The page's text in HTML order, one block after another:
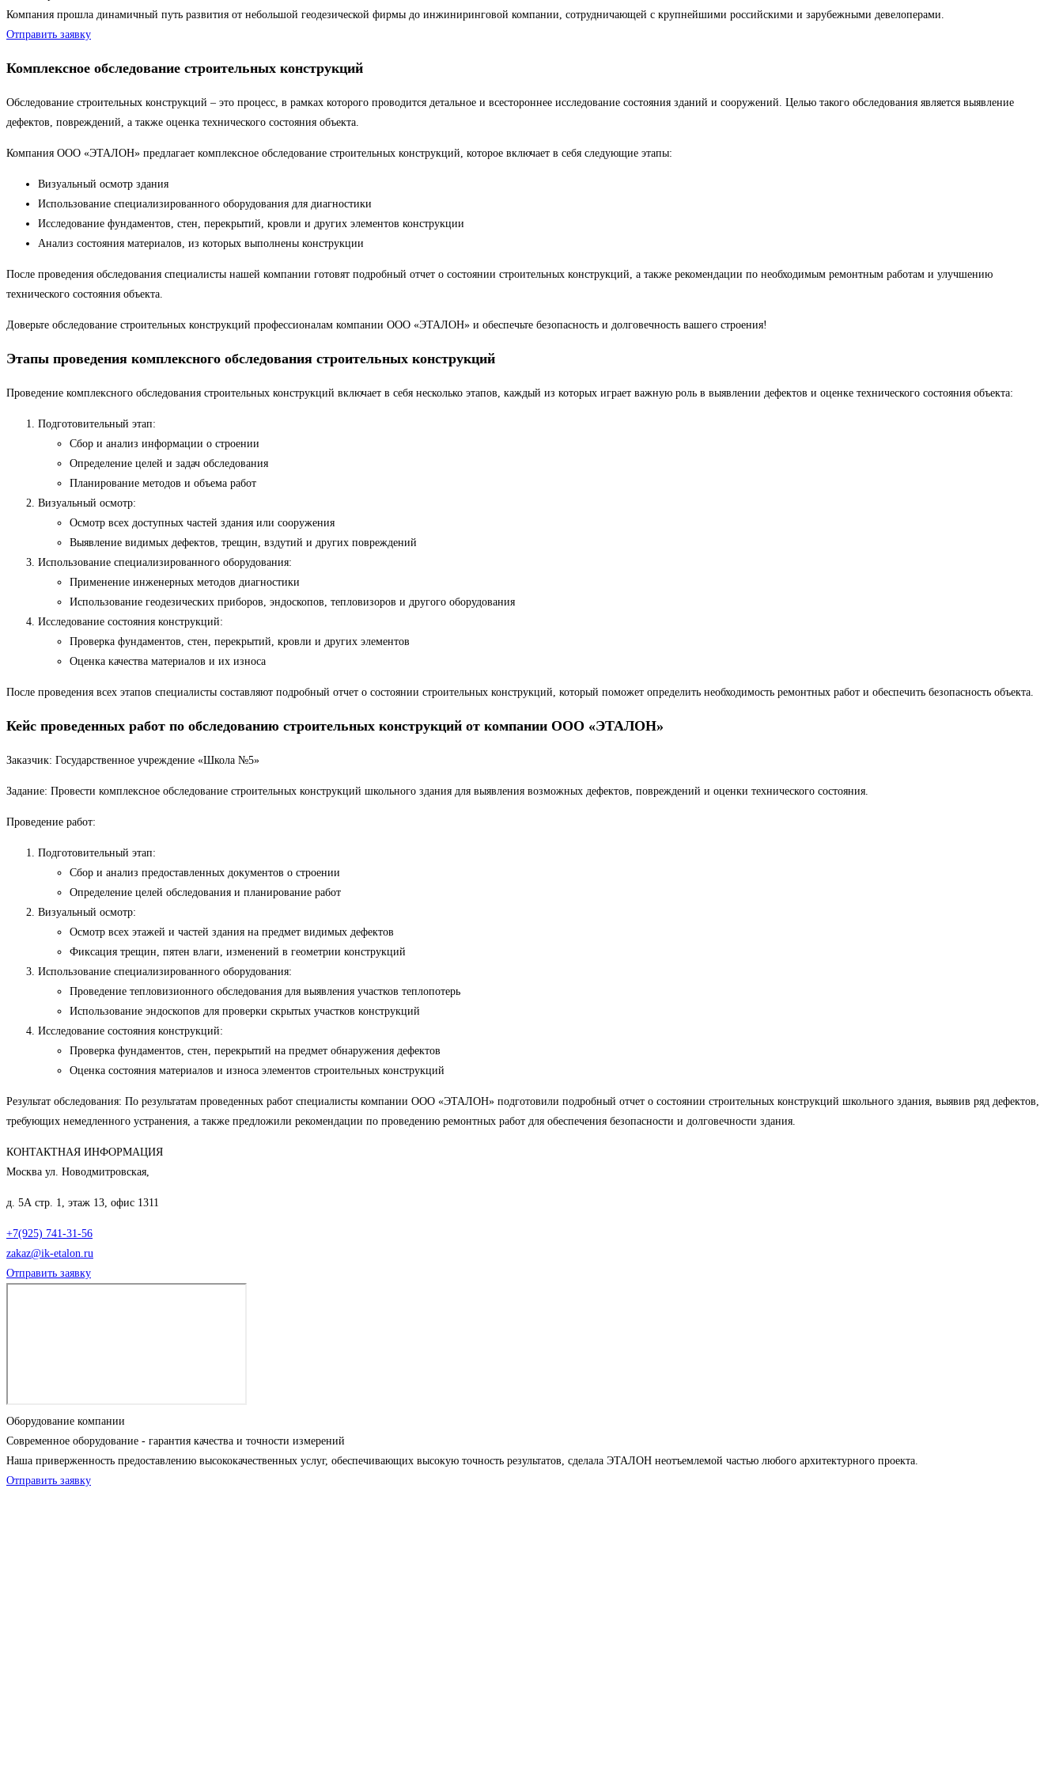
Компания прошла динамичный путь развития от небольшой геодезической фирмы до инжиниринговой компании, сотрудничающей с крупнейшими российскими и зарубежными девелоперами.
Отправить заявку
Комплексное обследование строительных конструкций
Обследование строительных конструкций – это процесс, в рамках которого проводится детальное и всестороннее исследование состояния зданий и сооружений. Целью такого обследования является выявление
дефектов, повреждений, а также оценка технического состояния объекта.
Компания ООО «ЭТАЛОН» предлагает комплексное обследование строительных конструкций, которое включает в себя следующие этапы:
Визуальный осмотр здания
Использование специализированного оборудования для диагностики
Исследование фундаментов, стен, перекрытий, кровли и других элементов конструкции
Анализ состояния материалов, из которых выполнены конструкции
После проведения обследования специалисты нашей компании готовят подробный отчет о состоянии строительных конструкций, а также рекомендации по необходимым ремонтным работам и улучшению
технического состояния объекта.
Доверьте обследование строительных конструкций профессионалам компании ООО «ЭТАЛОН» и обеспечьте безопасность и долговечность вашего строения!
Этапы проведения комплексного обследования строительных конструкций
Проведение комплексного обследования строительных конструкций включает в себя несколько этапов, каждый из которых играет важную роль в выявлении дефектов и оценке технического состояния объекта:
Подготовительный этап:
Сбор и анализ информации о строении
Определение целей и задач обследования
Планирование методов и объема работ
Визуальный осмотр:
Осмотр всех доступных частей здания или сооружения
Выявление видимых дефектов, трещин, вздутий и других повреждений
Использование специализированного оборудования:
Применение инженерных методов диагностики
Использование геодезических приборов, эндоскопов, тепловизоров и другого оборудования
Исследование состояния конструкций:
Проверка фундаментов, стен, перекрытий, кровли и других элементов
Оценка качества материалов и их износа
После проведения всех этапов специалисты составляют подробный отчет о состоянии строительных конструкций, который поможет определить необходимость ремонтных работ и обеспечить безопасность объекта.
Кейс проведенных работ по обследованию строительных конструкций от компании ООО «ЭТАЛОН»
Заказчик: Государственное учреждение «Школа №5»
Задание: Провести комплексное обследование строительных конструкций школьного здания для выявления возможных дефектов, повреждений и оценки технического состояния.
Проведение работ:
Подготовительный этап:
Сбор и анализ предоставленных документов о строении
Определение целей обследования и планирование работ
Визуальный осмотр:
Осмотр всех этажей и частей здания на предмет видимых дефектов
Фиксация трещин, пятен влаги, изменений в геометрии конструкций
Использование специализированного оборудования:
Проведение тепловизионного обследования для выявления участков теплопотерь
Использование эндоскопов для проверки скрытых участков конструкций
Исследование состояния конструкций:
Проверка фундаментов, стен, перекрытий на предмет обнаружения дефектов
Оценка состояния материалов и износа элементов строительных конструкций
Результат обследования: По результатам проведенных работ специалисты компании ООО «ЭТАЛОН» подготовили подробный отчет о состоянии строительных конструкций школьного здания, выявив ряд дефектов,
требующих немедленного устранения, а также предложили рекомендации по проведению ремонтных работ для обеспечения безопасности и долговечности здания.
КОНТАКТНАЯ ИНФОРМАЦИЯ
Москва ул. Новодмитровская,
д. 5А стр. 1, этаж 13, офис 1311
+7(925) 741-31-56
zakaz@ik-etalon.ru
Отправить заявку
Оборудование компании
Современное оборудование - гарантия качества и точности измерений
Наша приверженность предоставлению высококачественных услуг, обеспечивающих высокую точность результатов, сделала ЭТАЛОН неотъемлемой частью любого архитектурного проекта.
Отправить заявку